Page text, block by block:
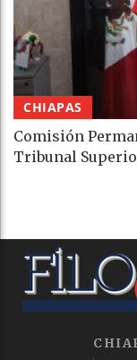
CHIAPAS
Comisión
Tribunal